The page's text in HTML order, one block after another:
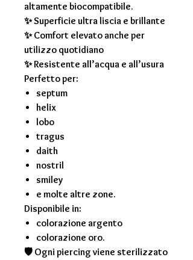
altamente biocompatibile.
✨ Superficie ultra liscia e brillante
✨ Comfort elevato anche per
utilizzo quotidiano
✨ Resistente all’acqua e all’usura
Perfetto per:
septum
helix
lobo
tragus
daith
nostril
smiley
e molte altre zone.
Disponibile in:
colorazione argento
colorazione oro.
🛡 Ogni piercing viene sterilizzato